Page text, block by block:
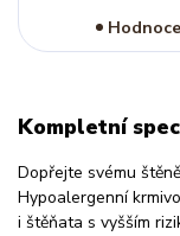
Kompletní
Dopřejte svému
Hypoalergenní
i štěňata s vyšším